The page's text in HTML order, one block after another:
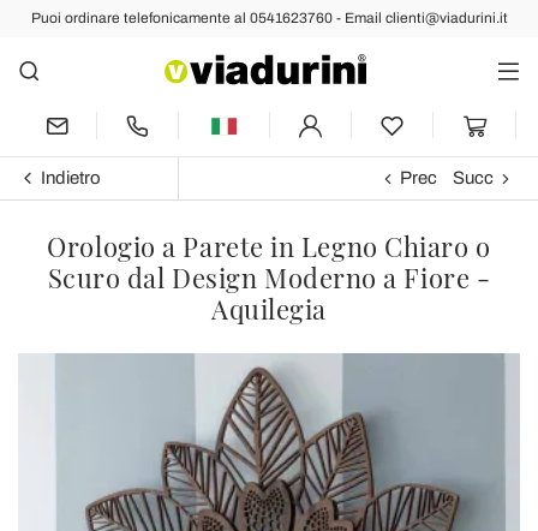
Puoi ordinare telefonicamente al 0541623760 - Email clienti@viadurini.it
Indietro Prec Succ
Orologio a Parete in Legno Chiaro o
Scuro dal Design Moderno a Fiore -
Aquilegia